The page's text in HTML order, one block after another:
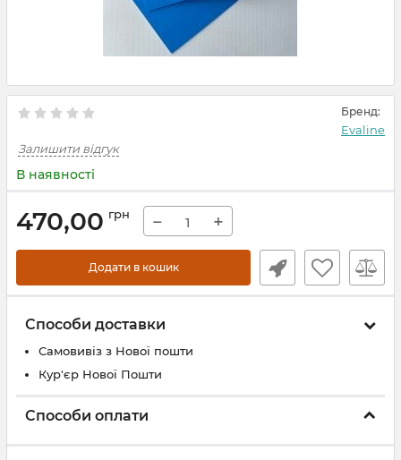
Бренд:
Evaline
Залишити відгук
В наявності
470,00 грн − +
Додати в кошик
Способи доставки
Самовивіз з Нової пошти
Кур'єр Нової Пошти
Способи оплати